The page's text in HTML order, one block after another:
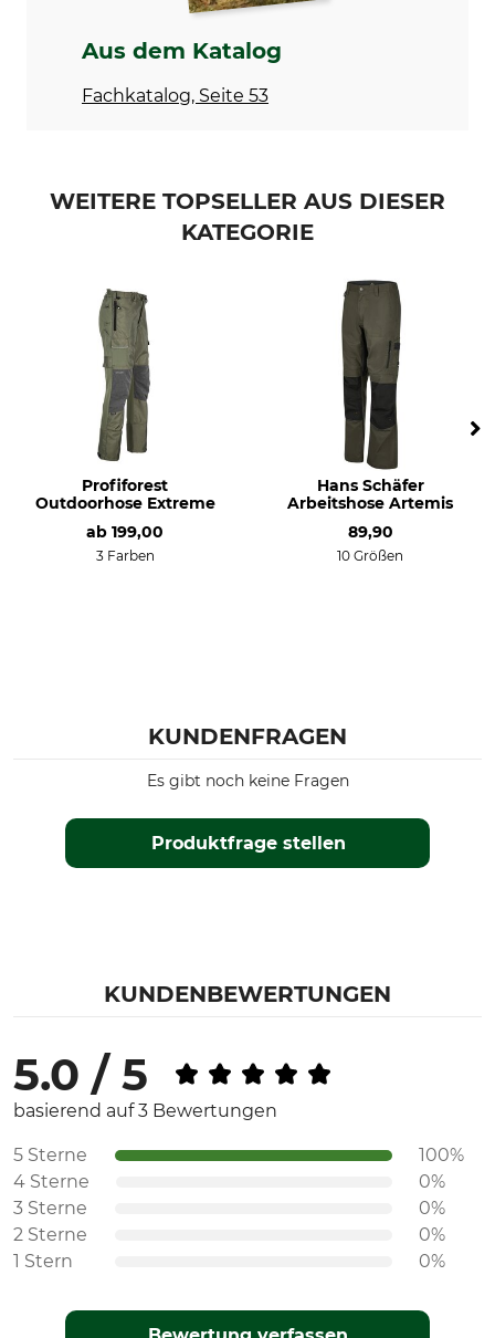
Bügeln bis 150 °C
Nicht trockenreinigen
Eigenschaften
Jahreszeit
Sommer
Bundeswehrgröße
Konfektionsgröße
Aus dem Katalog
Fachkatalog, Seite 53
WEITERE TOPSELLER AUS DIESER
KATEGORIE
Profiforest
Outdoorhose Extreme
ab 199,00
3 Farben
Hans Schäfer
Arbeitshose Artemis
89,90
10 Größen
KUNDENFRAGEN
Produktfrage stellen
Es gibt noch keine Fragen
KUNDENBEWERTUNGEN
5.0 / 5
basierend auf 3 Bewertungen
5 Sterne
100%
4 Sterne
0%
3 Sterne
0%
2 Sterne
0%
1 Stern
0%